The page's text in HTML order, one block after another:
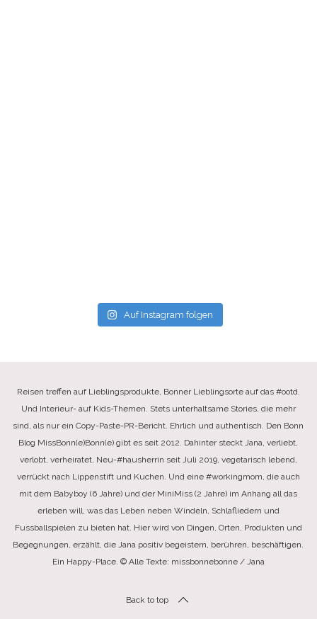
Auf Instagram folgen
Reisen treffen auf Lieblingsprodukte, Bonner Lieblingsorte auf das #ootd.
Und Interieur- auf Kids-Themen. Stets unterhaltsame Stories, die mehr
sind, als nur ein Copy-Paste-PR-Bericht. Ehrlich und authentisch. Den Bonn
Blog MissBonn(e)Bonn(e) gibt es seit 2012. Dahinter steckt Jana, verliebt,
verlobt, verheiratet, Neu-#hausherrin seit Juli 2019, vegetarisch lebend,
verrückt nach Lippenstift und Kuchen. Und eine #workingmom, die auch
mit dem Babyboy (6 Jahre) und der MiniMiss (2 Jahre) im Anhang all das
erleben will, was das Leben neben Windeln, Schlafliedern und
Fussballspielen zu bieten hat. Hier wird von Dingen, Orten, Produkten und
Begegnungen, erzählt, die Jana positiv begeistern, berühren, beschäftigen.
Ein Happy-Place. © Alle Texte: missbonnebonne / Jana
Back to top